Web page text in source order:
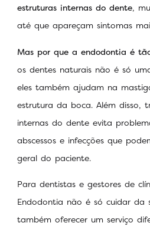
estruturas internas do dente,
até que apareçam sintomas
Mas por que a endodontia é
os dentes naturais não é só
eles também ajudam na
estrutura da boca. Além disso,
internas do dente evita
abscessos e infecções que
geral do paciente.
Para dentistas e gestores de
Endodontia não é só cuidar da
também oferecer um serviço